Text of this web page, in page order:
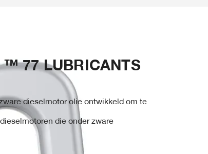
™ 77 LUBRICANTS
dieselmotor olie ontwikkeld om te
die onder zware